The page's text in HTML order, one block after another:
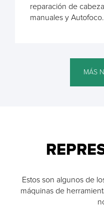
reparación de
manuales y Autofoco.
MÁS
Estos son algunos de
máquinas de